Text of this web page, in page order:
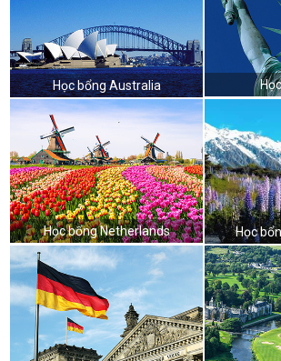
Học bổng Australia
Học bổng Netherlands Học